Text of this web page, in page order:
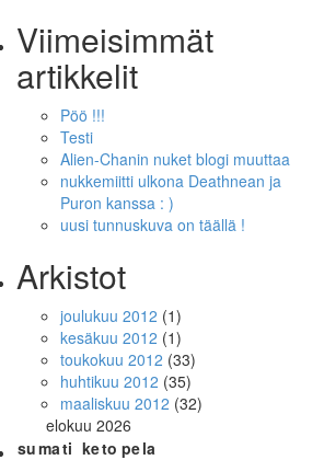
Viimeisimmät
artikkelit
Pöö !!!
Testi
Alien-Chanin nuket blogi muuttaa
nukkemiitti ulkona Deathnean ja
Puron kanssa : )
uusi tunnuskuva on täällä !
Arkistot
joulukuu 2012 (1)
kesäkuu 2012 (1)
toukokuu 2012 (33)
huhtikuu 2012 (35)
maaliskuu 2012 (32)
elokuu 2026
sumati keto pela